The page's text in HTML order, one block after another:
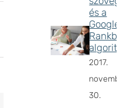
és a
Google
Rankbrain
algoritmus
2017.
november
30.